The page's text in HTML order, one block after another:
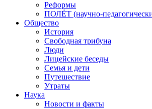
Реформы
ПОЛЁТ (научно-
Общество
История
Свободная трибуна
Люди
Лицейские беседы
Семья и дети
Путешествие
Утраты
Наука
Новости и факты